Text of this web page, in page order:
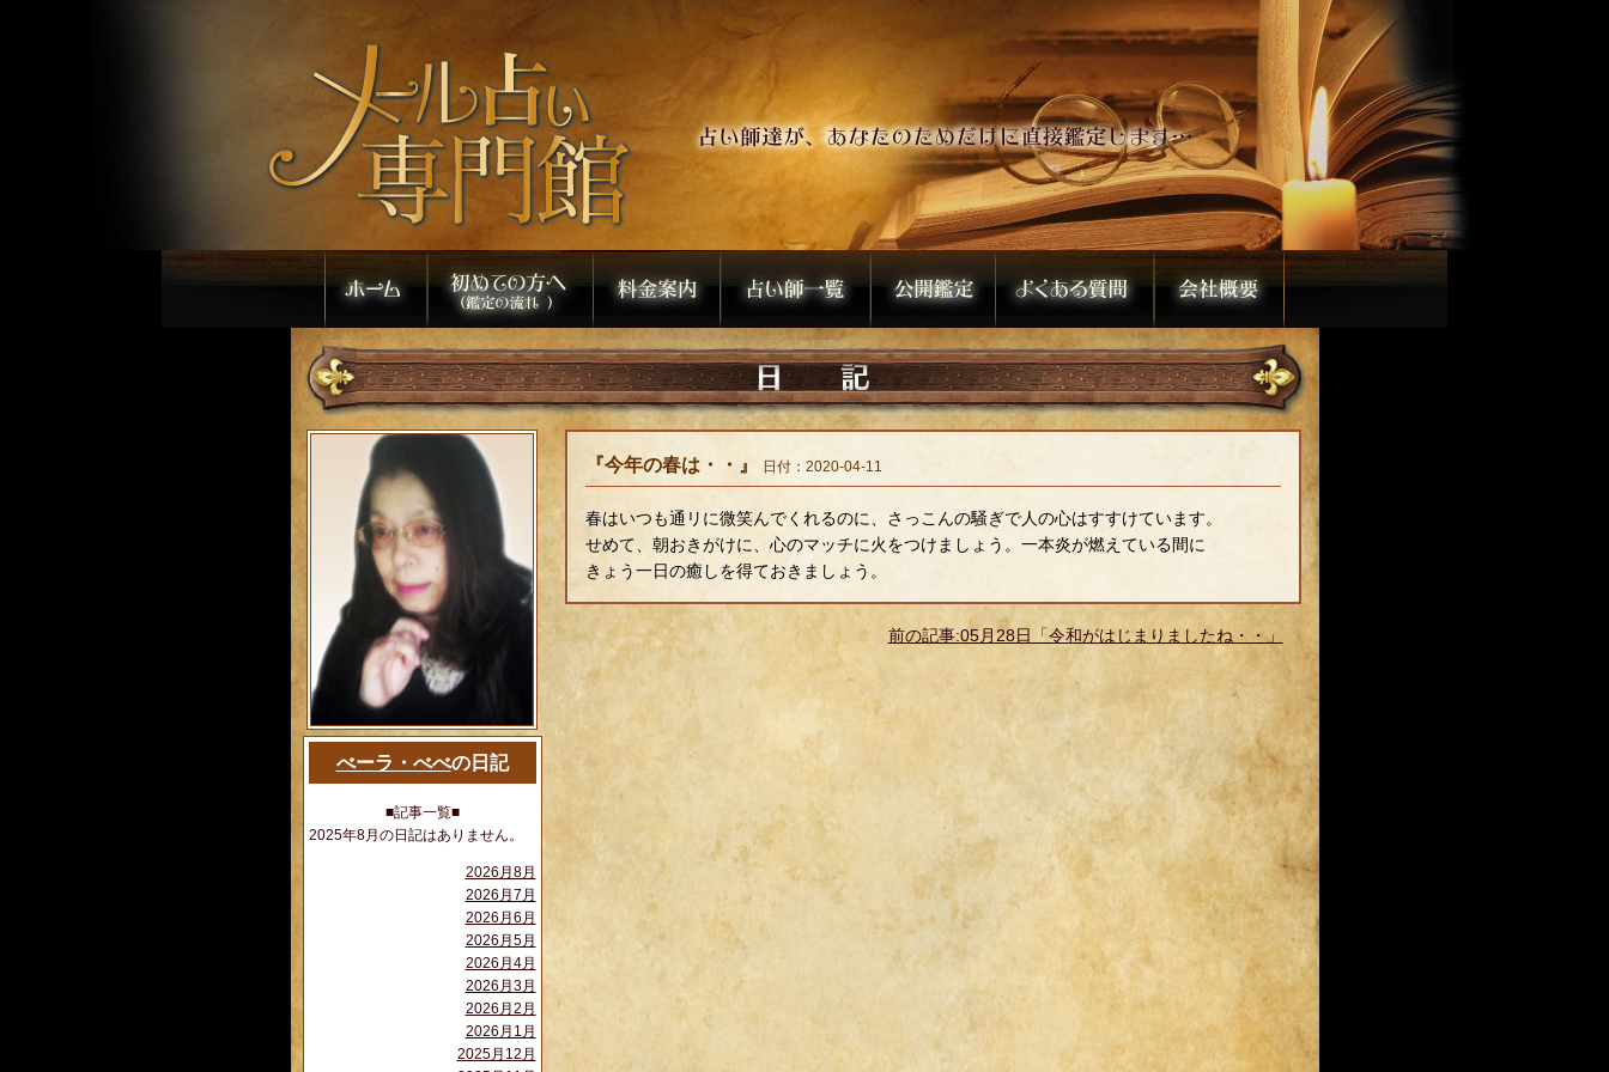
べーラ・べべの日記
■記事一覧■
2025年8月の日記はありません。
2026月8月
2026月7月
2026月6月
2026月5月
2026月4月
2026月3月
2026月2月
2026月1月
2025月12月
『今年の春は・・』 日付：2020-04-11
春はいつも通リに微笑んでくれるのに、さっこんの騒ぎで人の心はすすけています。
せめて、朝おきがけに、心のマッチに火をつけましょう。一本炎が燃えている間に
きょう一日の癒しを得ておきましょう。
前の記事:05月28日「令和がはじまりましたね・・」